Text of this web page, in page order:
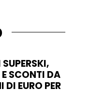
SCONTI DA
EURO PER